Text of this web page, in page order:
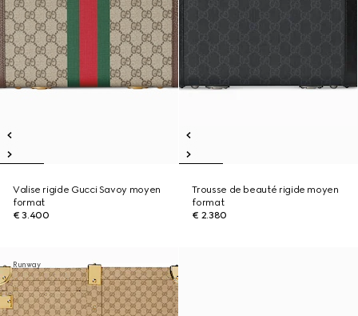
Valise rigide Gucci Savoy moyen
format
€ 3.400
Trousse de beauté rigide moyen
format
€ 2.380
Runway